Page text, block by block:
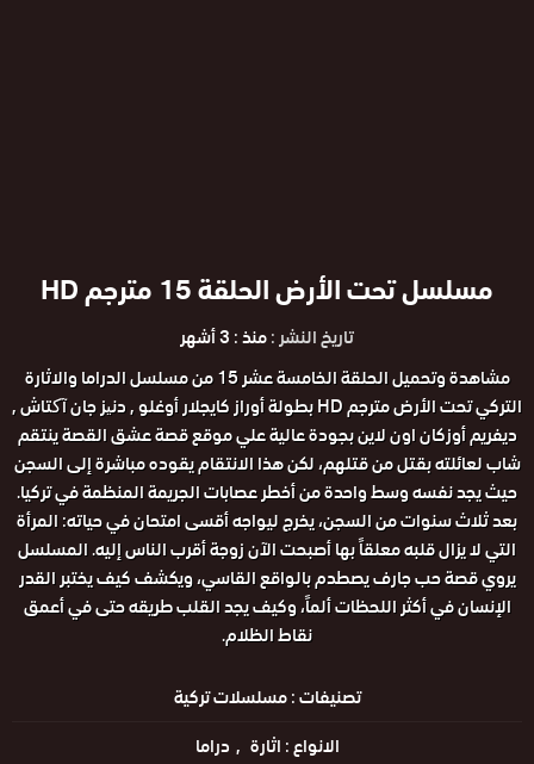
مسلسل تحت الأرض الحلقة 15 مترجم HD
تاريخ النشر :منذ : 3 أشهر
مشاهدة وتحميل الحلقة الخامسة عشر 15 من مسلسل الدراما والاثارة
التركي تحت الأرض مترجم HD بطولة أوراز كايجلار أوغلو , دنیز جان آکتاش ,
ديفريم أوزكان اون لاين بجودة عالية علي موقع قصة عشق القصة ينتقم
شاب لعائلته بقتل من قتلهم، لكن هذا الانتقام يقوده مباشرة إلى السجن
حيث يجد نفسه وسط واحدة من أخطر عصابات الجريمة المنظمة في تركيا.
بعد ثلاث سنوات من السجن، يخرج ليواجه أقسى امتحان في حياته: المرأة
التي لا يزال قلبه معلقاً بها أصبحت الآن زوجة أقرب الناس إليه. المسلسل
يروي قصة حب جارف يصطدم بالواقع القاسي، ويكشف كيف يختبر القدر
الإنسان في أكثر اللحظات ألماً، وكيف يجد القلب طريقه حتى في أعمق
نقاط الظلام.
تصنيفات :مسلسلات تركية
الانواع :اثارة دراما